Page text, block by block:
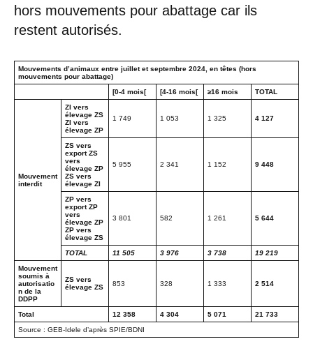
hors mouvements pour abattage car ils
restent autorisés.
Mouvements d’animaux entre juillet et septembre 2024, en têtes (hors
mouvements pour abattage)
[0-4 mois[
[4-16 mois[ ≥16 mois TOTAL
Mouvement
interdit
ZI vers
élevage ZS
ZI vers
élevage ZP
1 749 1 053 1 325 4 127
ZS vers
export ZS
vers
élevage ZP
ZS vers
élevage ZI
5 955 2 341 1 152 9 448
ZP vers
export ZP
vers
élevage ZP
ZP vers
élevage ZS
3 801 582 1 261 5 644
TOTAL 11 505 3 976 3 738
19 219
Mouvement
soumis à
autorisatio
n de la
DDPP
ZS vers
élevage ZS
853 328 1 333 2 514
Total 12 358 4 304 5 071
21 733
Source : GEB-Idele d’après SPIE/BDNI